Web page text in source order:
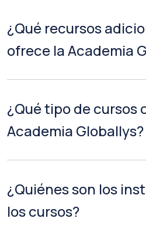
¿Qué recursos
ofrece la Academia
¿Qué tipo de cursos
Academia Globallys?
¿Quiénes son los
los cursos?